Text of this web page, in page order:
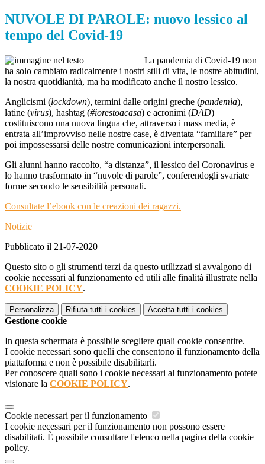
NUVOLE DI PAROLE: nuovo lessico al
tempo del Covid-19
La pandemia di Covid-19 non
ha solo cambiato radicalmente i nostri stili di vita, le nostre abitudini,
la nostra quotidianità, ma ha modificato anche il nostro lessico.
Anglicismi (lockdown), termini dalle origini greche (pandemia),
latine (virus), hashtag (#iorestoacasa) e acronimi (DAD)
costituiscono una nuova lingua che, attraverso i mass media, è
entrata all’improvviso nelle nostre case, è diventata “familiare” per
poi impossessarsi delle nostre comunicazioni interpersonali.
Gli alunni hanno raccolto, “a distanza”, il lessico del Coronavirus e
lo hanno trasformato in “nuvole di parole”, conferendogli svariate
forme secondo le sensibilità personali.
Consultate l’ebook con le creazioni dei ragazzi.
Notizie
Pubblicato il 21-07-2020
Questo sito o gli strumenti terzi da questo utilizzati si avvalgono di
cookie necessari al funzionamento ed utili alle finalità illustrate nella
COOKIE POLICY.
Personalizza Rifiuta tutti i cookies Accetta tutti i cookies
Gestione cookie
In questa schermata è possibile scegliere quali cookie consentire.
I cookie necessari sono quelli che consentono il funzionamento della
piattaforma e non è possibile disabilitarli.
Per conoscere quali sono i cookie necessari al funzionamento potete
visionare la COOKIE POLICY.
Cookie necessari per il funzionamento
I cookie necessari per il funzionamento non possono essere
disabilitati. È possibile consultare l'elenco nella pagina della cookie
policy.